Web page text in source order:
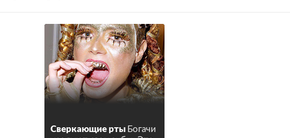
Сверкающие рты Богачи